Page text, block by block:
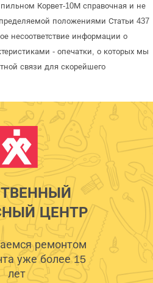
Корвет-10М справочная и не
положениями Статьи 437
несоответствие информации о
- опечатки, о которых мы
связи для скорейшего
ЦЕНТР
ремонтом
уже более 15
лет